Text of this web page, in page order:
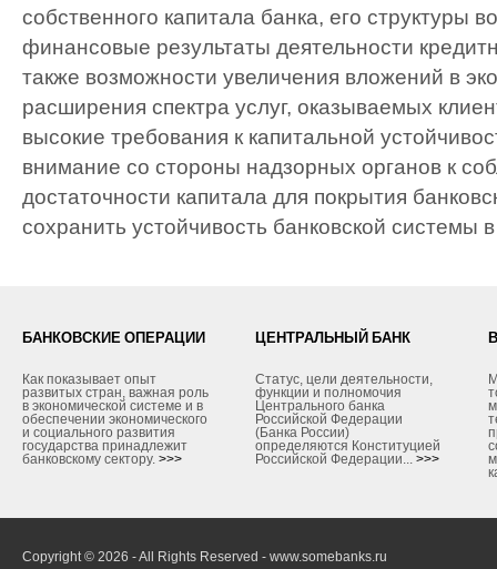
собственного капитала банка, его структуры
финансовые результаты деятельности
также возможности увеличения вложений в
расширения спектра услуг, оказываемых
высокие требования к капитальной
внимание со стороны надзорных органов к
достаточности капитала для покрытия
сохранить устойчивость банковской системы
БАНКОВСКИЕ ОПЕРАЦИИ
Как показывает опыт
развитых стран, важная роль
в экономической системе и в
обеспечении экономического
и социального развития
государства принадлежит
банковскому сектору. >>>
ЦЕНТРАЛЬНЫЙ БАНК
Статус, цели деятельности,
функции и полномочия
Центрального банка
Российской Федерации
(Банка России)
определяются Конституцией
Российской Федерации... >>>
Copyright © 2026 - All Rights Reserved - www.somebanks.ru